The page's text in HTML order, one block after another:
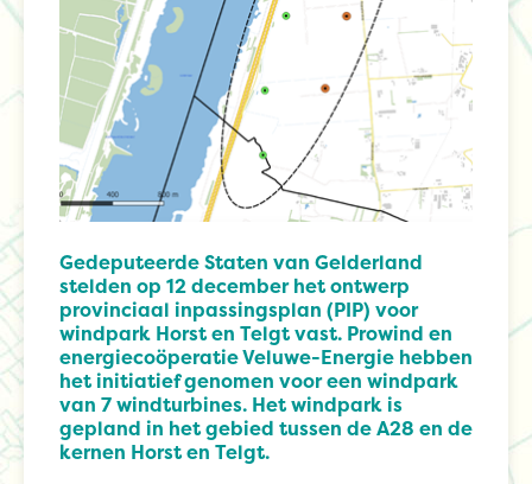
Gedeputeerde Staten van Gelderland
stelden op 12 december het ontwerp
provinciaal inpassingsplan (PIP) voor
windpark Horst en Telgt vast. Prowind en
energiecoöperatie Veluwe-Energie hebben
het initiatief genomen voor een windpark
van 7 windturbines. Het windpark is
gepland in het gebied tussen de A28 en de
kernen Horst en Telgt.